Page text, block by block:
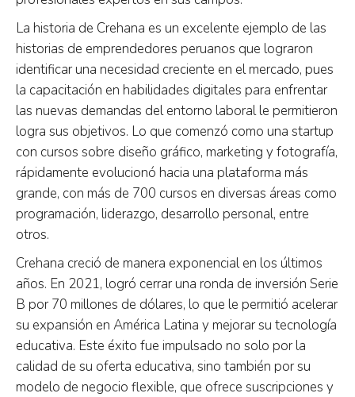
La historia de Crehana es un excelente ejemplo de las
historias de emprendedores peruanos que lograron
identificar una necesidad creciente en el mercado, pues
la capacitación en habilidades digitales para enfrentar
las nuevas demandas del entorno laboral le permitieron
logra sus objetivos. Lo que comenzó como una startup
con cursos sobre diseño gráfico, marketing y fotografía,
rápidamente evolucionó hacia una plataforma más
grande, con más de 700 cursos en diversas áreas como
programación, liderazgo, desarrollo personal, entre
otros.
Crehana creció de manera exponencial en los últimos
años. En 2021, logró cerrar una ronda de inversión Serie
B por 70 millones de dólares, lo que le permitió acelerar
su expansión en América Latina y mejorar su tecnología
educativa. Este éxito fue impulsado no solo por la
calidad de su oferta educativa, sino también por su
modelo de negocio flexible, que ofrece suscripciones y